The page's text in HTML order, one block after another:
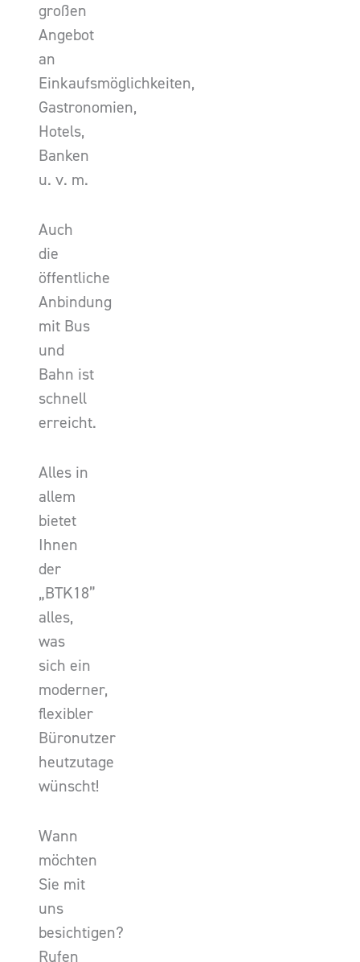
großen
Angebot
an
Einkaufsmöglichkeiten,
Gastronomien,
Hotels,
Banken
u. v. m.
Auch
die
öffentliche
Anbindung
mit Bus
und
Bahn ist
schnell
erreicht.
Alles in
allem
bietet
Ihnen
der
„BTK18”
alles,
was
sich ein
moderner,
flexibler
Büronutzer
heutzutage
wünscht!
Wann
möchten
Sie mit
uns
besichtigen?
Rufen